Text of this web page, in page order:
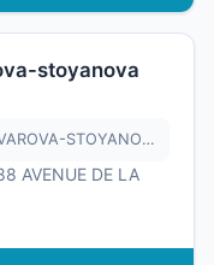
stoyanova
CABINET DU DR RADOSTINA BACHVAROVA-STOYANOVA
AVENUE DE LA